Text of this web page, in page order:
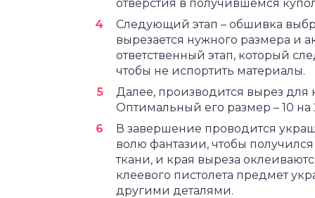
отверстия в получившемся
Следующий этап – обшивка
вырезается нужного размера и
ответственный этап, который
чтобы не испортить материалы.
Далее, производится вырез для
Оптимальный его размер – 10 на
В завершение проводится
волю фантазии, чтобы
ткани, и края выреза
клеевого пистолета предмет
другими деталями.